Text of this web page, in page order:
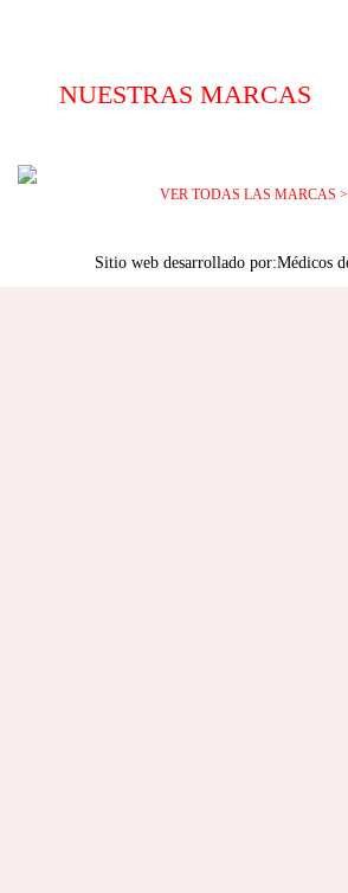
NUESTRAS MARCAS
VER TODAS LAS MARCAS
Sitio web desarrollado por:Médicos